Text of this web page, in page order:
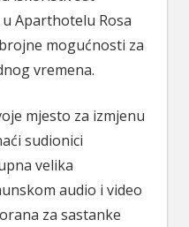
Aparthotelu Rosa
mogućnosti za
vremena.
mjesto za izmjenu
sudionici
velika
audio i video
za sastanke